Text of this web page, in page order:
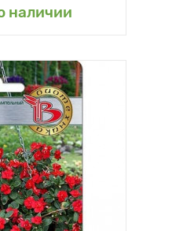
наличии